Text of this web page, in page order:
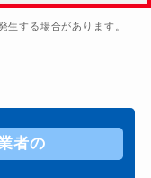
する場合があります。
者の